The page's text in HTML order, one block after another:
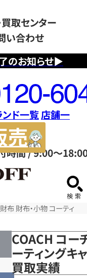
のお知らせ▶
買取センター
い合わせ
時間 / 9:00～
ド一覧店舗一
サ
布 財布・小物 コーティン
COACH コー
ーティングキ
買取実績